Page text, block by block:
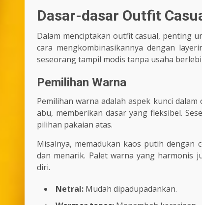
Dasar-dasar Outfit
Dalam menciptakan outfit casual, penting
cara mengkombinasikannya dengan
seseorang tampil modis tanpa usaha
Pemilihan Warna
Pemilihan warna adalah aspek kunci
abu, memberikan dasar yang fleksibel.
pilihan pakaian atas.
Misalnya, memadukan kaos putih dengan
dan menarik. Palet warna yang harmonis
diri.
Netral: Mudah dipadupadankan.